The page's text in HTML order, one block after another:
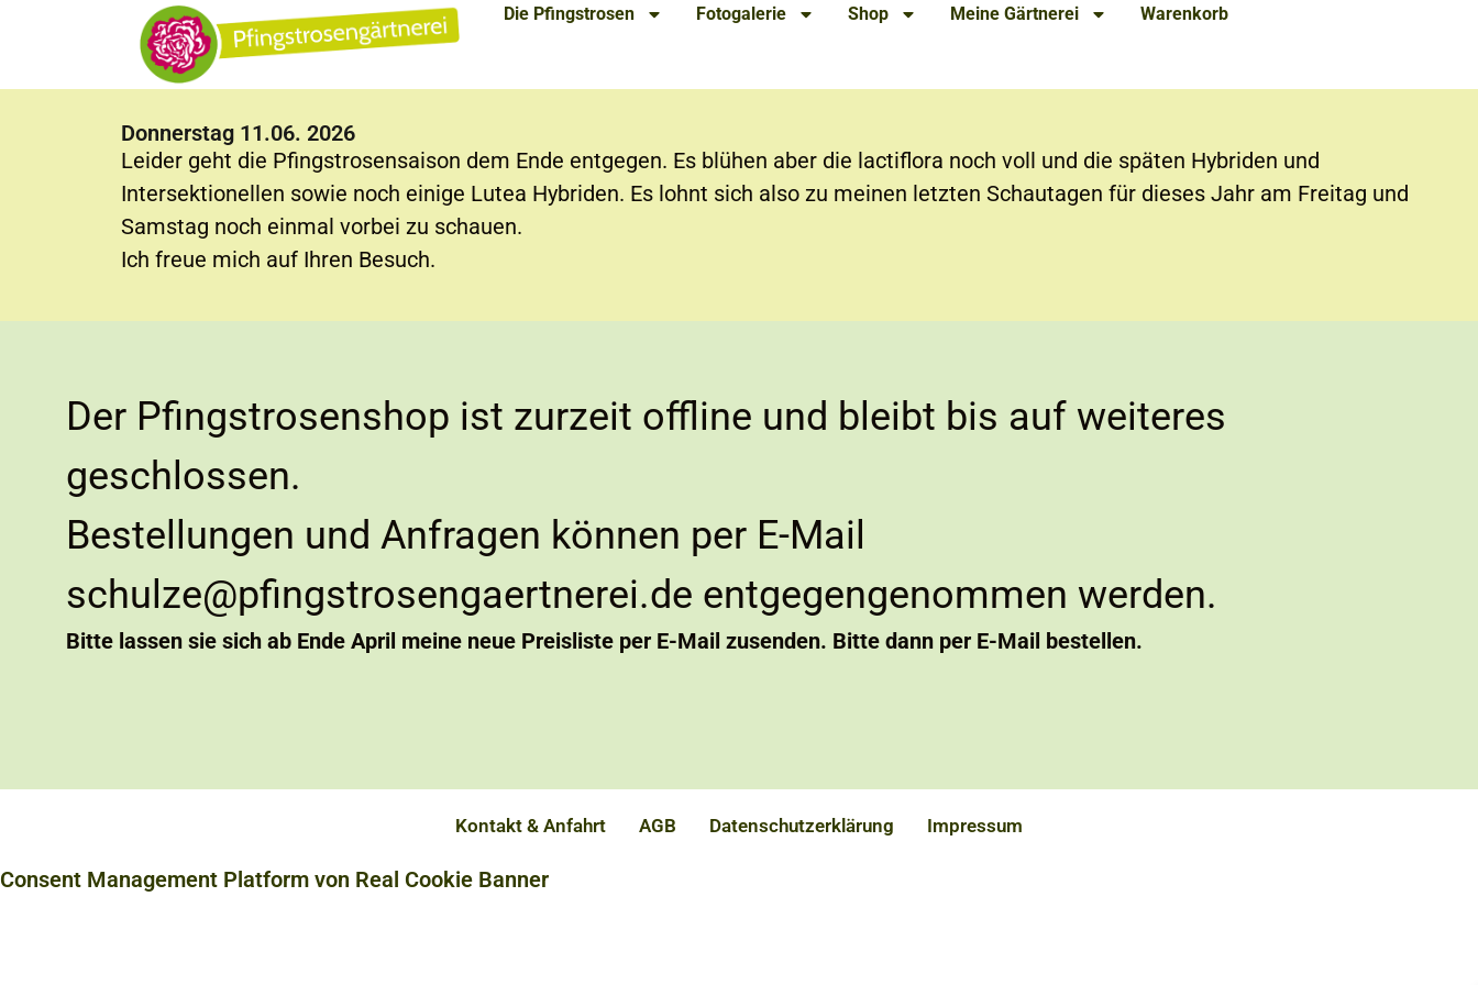
Die Pfingstrosen Fotogalerie Shop Meine Gärtnerei Warenkorb
Donnerstag 11.06. 2026
Leider geht die Pfingstrosensaison dem Ende entgegen. Es blühen aber die lactiflora noch voll und die späten Hybriden und
Intersektionellen sowie noch einige Lutea Hybriden. Es lohnt sich also zu meinen letzten Schautagen für dieses Jahr am Freitag und
Samstag noch einmal vorbei zu schauen.
Ich freue mich auf Ihren Besuch.
Der Pfingstrosenshop ist zurzeit offline und bleibt bis auf weiteres
geschlossen.
Bestellungen und Anfragen können per E-Mail
schulze@pfingstrosengaertnerei.de entgegengenommen werden.
Bitte lassen sie sich ab Ende April meine neue Preisliste per E-Mail zusenden. Bitte dann per E-Mail bestellen.
Kontakt & Anfahrt AGB Datenschutzerklärung Impressum
Consent Management Platform von Real Cookie Banner